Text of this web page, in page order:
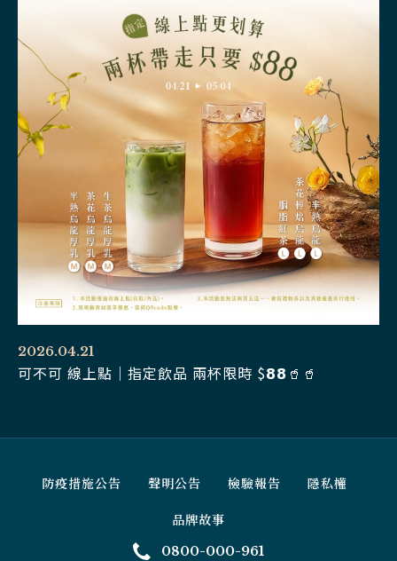
2026.04.21
可不可 線上點｜指定飲品 兩杯限時 $𝟴𝟴🥤🥤
防疫措施公告 聲明公告 檢驗報告 隱私權
品牌故事
0800-000-961